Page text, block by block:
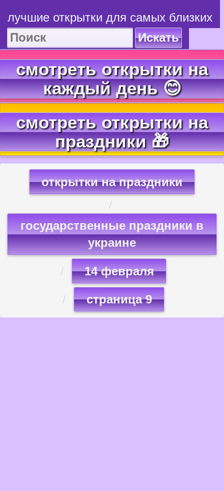
лучшие открытки для самых близких
Искать
смотреть открытки на
каждый день 😊
смотреть открытки на
праздники 🎁
открытки на праздники
государственные праздники в
украине
14 февраля
страница 9